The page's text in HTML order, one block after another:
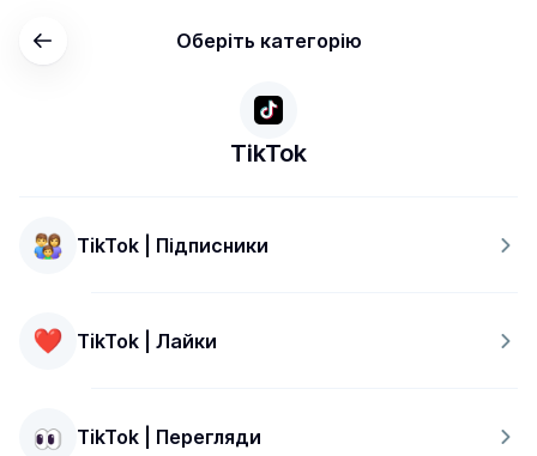
Оберіть категорію
TikTok
TikTok | Підписники
TikTok | Лайки
TikTok | Перегляди